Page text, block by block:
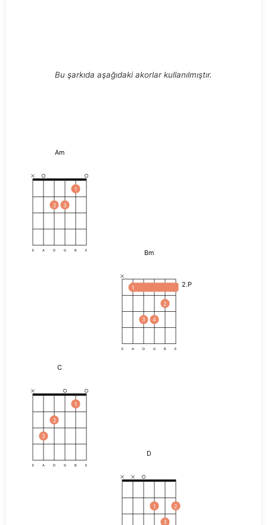
Bu şarkıda aşağıdaki akorlar kullanılmıştır.
Am
2 3
1
E A D G B E Bm
2.P
1
3 4
2
E A D G B E
C
3
2
1
E A D G B E
D
1
3
2